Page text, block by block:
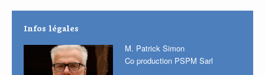
Infos légales
M. Patrick Simon
Co production PSPM Sarl